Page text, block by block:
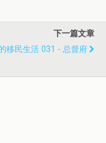
下一篇文章
移民生活 031 - 总督府